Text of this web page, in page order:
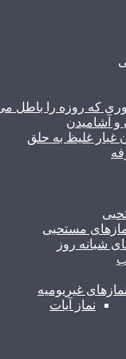
که روزه را باطل
و آشامیدن
غبار غلیظ به حلق
مستحبی
شبانه روز
نمازهای غیریومیه
نماز آیات